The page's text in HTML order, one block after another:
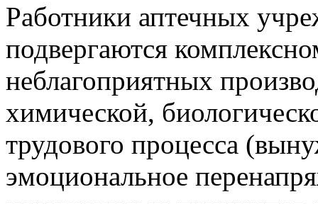
Работники аптечных
подвергаются
неблагоприятных
химической,
трудового процесса
эмоциональное